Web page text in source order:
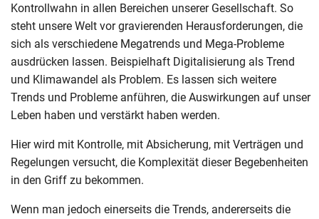
Kontrollwahn in allen Bereichen unserer Gesellschaft. So
steht unsere Welt vor gravierenden Herausforderungen, die
sich als verschiedene Megatrends und Mega-Probleme
ausdrücken lassen. Beispielhaft Digitalisierung als Trend
und Klimawandel als Problem. Es lassen sich weitere
Trends und Probleme anführen, die Auswirkungen auf unser
Leben haben und verstärkt haben werden.
Hier wird mit Kontrolle, mit Absicherung, mit Verträgen und
Regelungen versucht, die Komplexität dieser Begebenheiten
in den Griff zu bekommen.
Wenn man jedoch einerseits die Trends, andererseits die